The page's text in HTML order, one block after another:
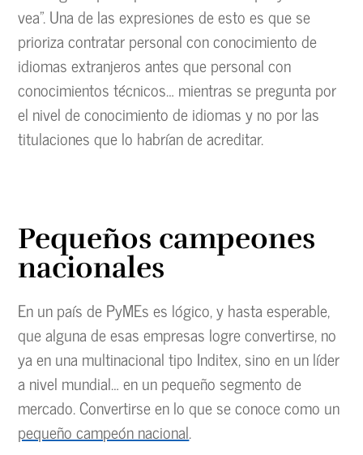
vea”. Una de las expresiones de esto es que se
prioriza contratar personal con conocimiento de
idiomas extranjeros antes que personal con
conocimientos técnicos… mientras se pregunta por
el nivel de conocimiento de idiomas y no por las
titulaciones que lo habrían de acreditar.
Pequeños campeones
nacionales
En un país de PyMEs es lógico, y hasta esperable,
que alguna de esas empresas logre convertirse, no
ya en una multinacional tipo Inditex, sino en un líder
a nivel mundial… en un pequeño segmento de
mercado. Convertirse en lo que se conoce como un
pequeño campeón nacional.